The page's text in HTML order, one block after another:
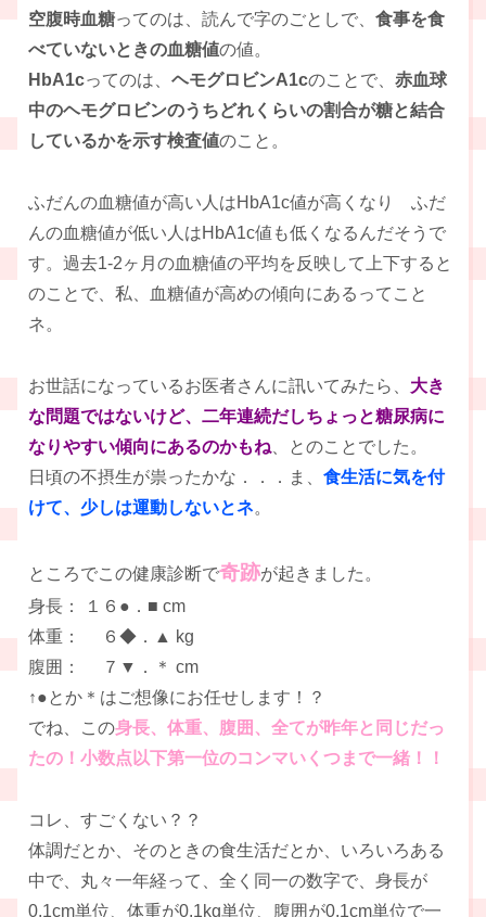
空腹時血糖ってのは、読んで字のごとしで、 食事を食
べていないときの血糖値の値。
HbA1cってのは、 ヘモグロビンA1cのことで、 赤血球
中のヘモグロビンのうちどれくらいの割合が糖と結合
しているかを示す検査値のこと。
ふだんの血糖値が高い人はHbA1c値が高くなり ふだ
んの血糖値が低い人はHbA1c値も低くなるんだそうで
す。過去1-2ヶ月の血糖値の平均を反映して上下すると
のことで、私、血糖値が高めの傾向にあるってこと
ネ。
お世話になっているお医者さんに訊いてみたら、 大き
な問題ではないけど、二年連続だしちょっと糖尿病に
なりやすい傾向にあるのかもね 、とのことでした。
日頃の不摂生が祟ったかな．．．ま、 食生活に気を付
けて、少しは運動しないとネ。
ところでこの健康診断で奇跡が起きました。
身長： １６●．■ cm
体重： ６◆．▲ kg
腹囲： ７▼．＊ cm
↑●とか＊はご想像にお任せします！？
でね、この身長、体重、腹囲、全てが昨年と同じだっ
たの！小数点以下第一位のコンマいくつまで一緒！！
コレ、すごくない？？
体調だとか、そのときの食生活だとか、いろいろある
中で、丸々一年経って、全く同一の数字で、身長が
0.1cm単位、体重が0.1kg単位、腹囲が0.1cm単位で一